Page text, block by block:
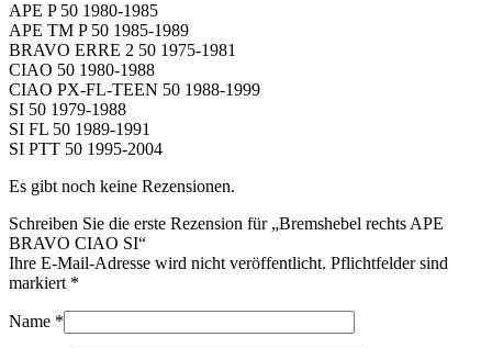
APE P 50 1980-1985
APE TM P 50 1985-1989
BRAVO ERRE 2 50 1975-1981
CIAO 50 1980-1988
CIAO PX-FL-TEEN 50 1988-1999
SI 50 1979-1988
SI FL 50 1989-1991
SI PTT 50 1995-2004
Es gibt noch keine Rezensionen.
Schreiben Sie die erste Rezension für „Bremshebel rechts APE
BRAVO CIAO SI“
Ihre E-Mail-Adresse wird nicht veröffentlicht. Pflichtfelder sind
markiert *
Name *